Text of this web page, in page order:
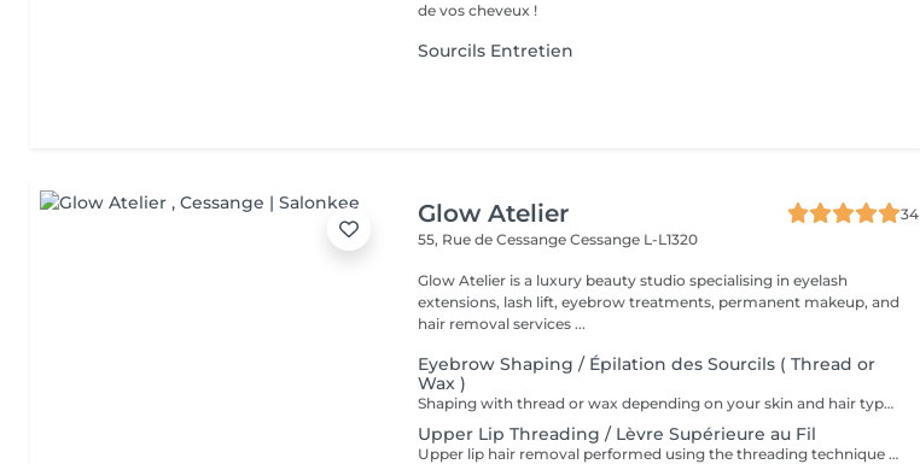
de vos cheveux !
Sourcils Entretien
Glow Atelier
34
55, Rue de CessangeCessange L-L1320
Glow Atelier is a luxury beauty studio specialising in eyelash
extensions, lash lift, eyebrow treatments, permanent makeup, and
hair removal services ...
Eyebrow Shaping / Épilation des Sourcils ( Thread or
Wax )
Shaping with thread or wax depending on your skin and hair type. * Restructuration des sourcils au fil ou à la cire selon votre peau et votre pilosité
Upper Lip Threading / Lèvre Supérieure au Fil
Upper lip hair removal performed using the threading technique for precise and gentle results. Ideal for sensitive skin and facial hair removal. Épilation de la lèvre supérieure réalisée à l'aide de la technique au fil pour un résultat précis et en douceur. Idéale pour les peaux sensibles et l'épilation du visage